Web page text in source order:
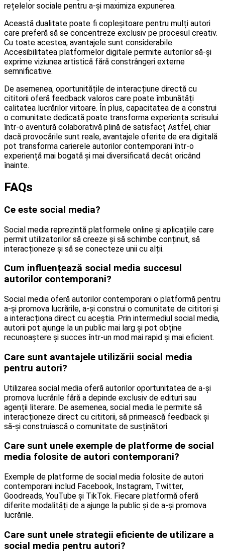
rețelelor sociale pentru a-și maximiza expunerea.
Această dualitate poate fi copleșitoare pentru mulți autori
care preferă să se concentreze exclusiv pe procesul creativ.
Cu toate acestea, avantajele sunt considerabile.
Accesibilitatea platformelor digitale permite autorilor să-și
exprime viziunea artistică fără constrângeri externe
semnificative.
De asemenea, oportunitățile de interacțiune directă cu
cititorii oferă feedback valoros care poate îmbunătăți
calitatea lucrărilor viitoare. În plus, capacitatea de a construi
o comunitate dedicată poate transforma experiența scrisului
într-o aventură colaborativă plină de satisfacț Astfel, chiar
dacă provocările sunt reale, avantajele oferite de era digitală
pot transforma carierele autorilor contemporani într-o
experiență mai bogată și mai diversificată decât oricând
înainte.
FAQs
Ce este social media?
Social media reprezintă platformele online și aplicațiile care
permit utilizatorilor să creeze și să schimbe conținut, să
interacționeze și să se conecteze unii cu alții.
Cum influențează social media succesul
autorilor contemporani?
Social media oferă autorilor contemporani o platformă pentru
a-și promova lucrările, a-și construi o comunitate de cititori și
a interacționa direct cu aceștia. Prin intermediul social media,
autorii pot ajunge la un public mai larg și pot obține
recunoaștere și succes într-un mod mai rapid și mai eficient.
Care sunt avantajele utilizării social media
pentru autori?
Utilizarea social media oferă autorilor oportunitatea de a-și
promova lucrările fără a depinde exclusiv de edituri sau
agenții literare. De asemenea, social media le permite să
interacționeze direct cu cititorii, să primească feedback și
să-și construiască o comunitate de susținători.
Care sunt unele exemple de platforme de social
media folosite de autori contemporani?
Exemple de platforme de social media folosite de autori
contemporani includ Facebook, Instagram, Twitter,
Goodreads, YouTube și TikTok. Fiecare platformă oferă
diferite modalități de a ajunge la public și de a-și promova
lucrările.
Care sunt unele strategii eficiente de utilizare a
social media pentru autori?